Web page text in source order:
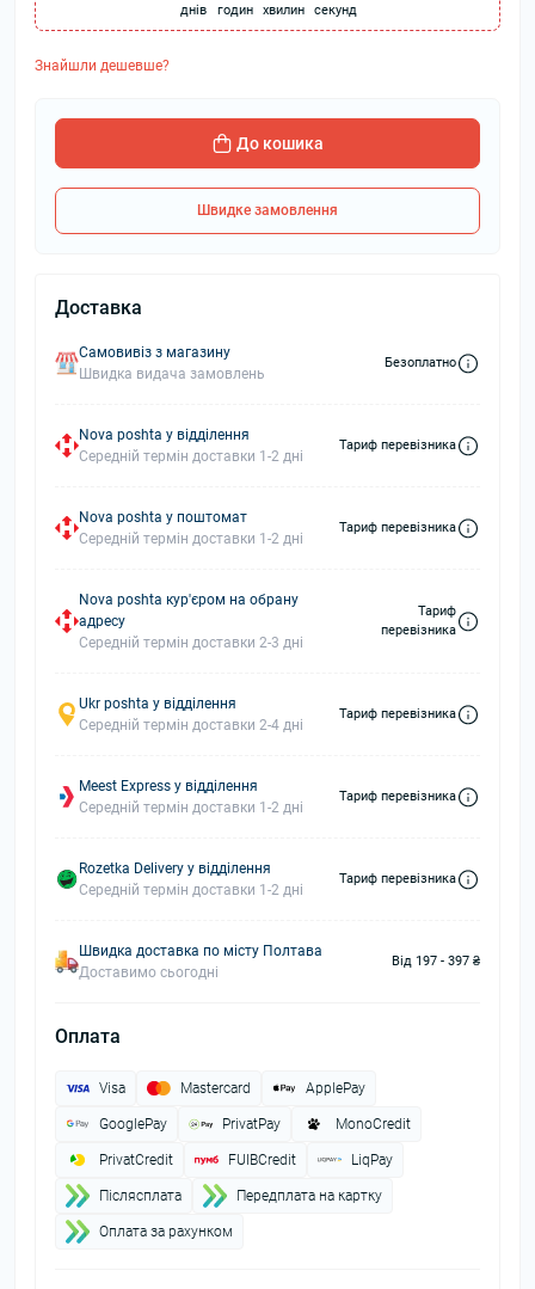
днів годин хвилин секунд
Знайшли дешевше?
До кошика
Швидке замовлення
Доставка
Самовивіз з магазину
Швидка видача замовлень
Безоплатно
Nova poshta у відділення
Середній термін доставки 1-2 дні
Тариф перевізника
Nova poshta у поштомат
Середній термін доставки 1-2 дні
Тариф перевізника
Nova poshta кур'єром на обрану
адресу
Середній термін доставки 2-3 дні
Тариф
перевізника
Ukr poshta у відділення
Середній термін доставки 2-4 дні
Тариф перевізника
Meest Express у відділення
Середній термін доставки 1-2 дні
Тариф перевізника
Rozetka Delivery у відділення
Середній термін доставки 1-2 дні
Тариф перевізника
Швидка доставка по місту Полтава
Доставимо сьогодні
Від 197 - 397 ₴
Оплата
Visa Mastercard ApplePay
GooglePay PrivatPay MonoCredit
PrivatCredit FUIBCredit LiqPay
Пiслясплата Передплата на картку
Оплата за рахунком